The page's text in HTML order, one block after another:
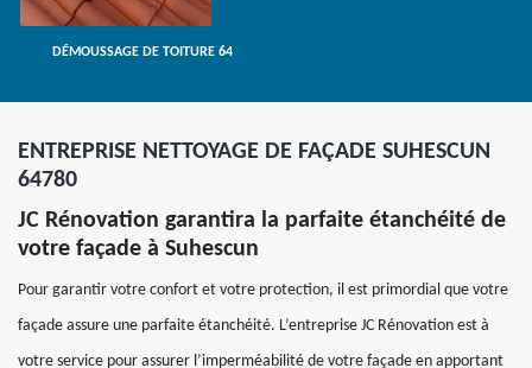
DÉMOUSSAGE DE TOITURE 64
ENTREPRISE NETTOYAGE DE FAÇADE SUHESCUN
64780
JC Rénovation garantira la parfaite étanchéité de
votre façade à Suhescun
Pour garantir votre confort et votre protection, il est primordial que votre
façade assure une parfaite étanchéité. L’entreprise JC Rénovation est à
votre service pour assurer l’imperméabilité de votre façade en apportant